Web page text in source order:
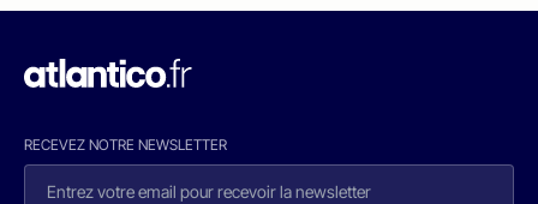
RECEVEZ NOTRE NEWSLETTER